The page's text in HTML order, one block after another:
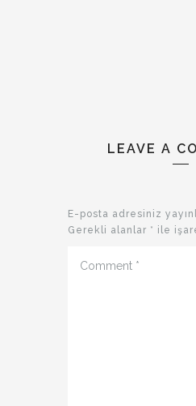
LEAVE A
E-posta adresiniz
Gerekli alanlar * ile
Comment *